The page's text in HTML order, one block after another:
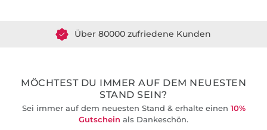
Über 80000 zufriedene Kunden
MÖCHTEST DU IMMER AUF DEM NEUESTEN
STAND SEIN?
Sei immer auf dem neuesten Stand & erhalte einen 10%
Gutschein als Dankeschön.